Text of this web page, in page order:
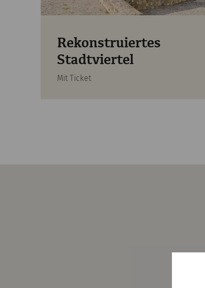
Rekonstruiertes
Stadtviertel
Mit Ticket